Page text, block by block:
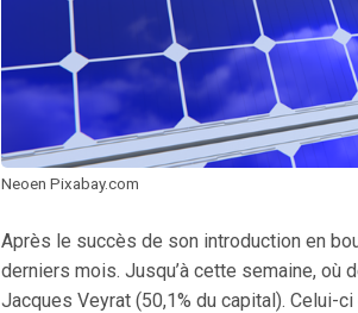
Neoen Pixabay.com
Après le succès de son introduction en
derniers mois. Jusqu’à cette semaine, où
Jacques Veyrat (50,1% du capital). Celui-